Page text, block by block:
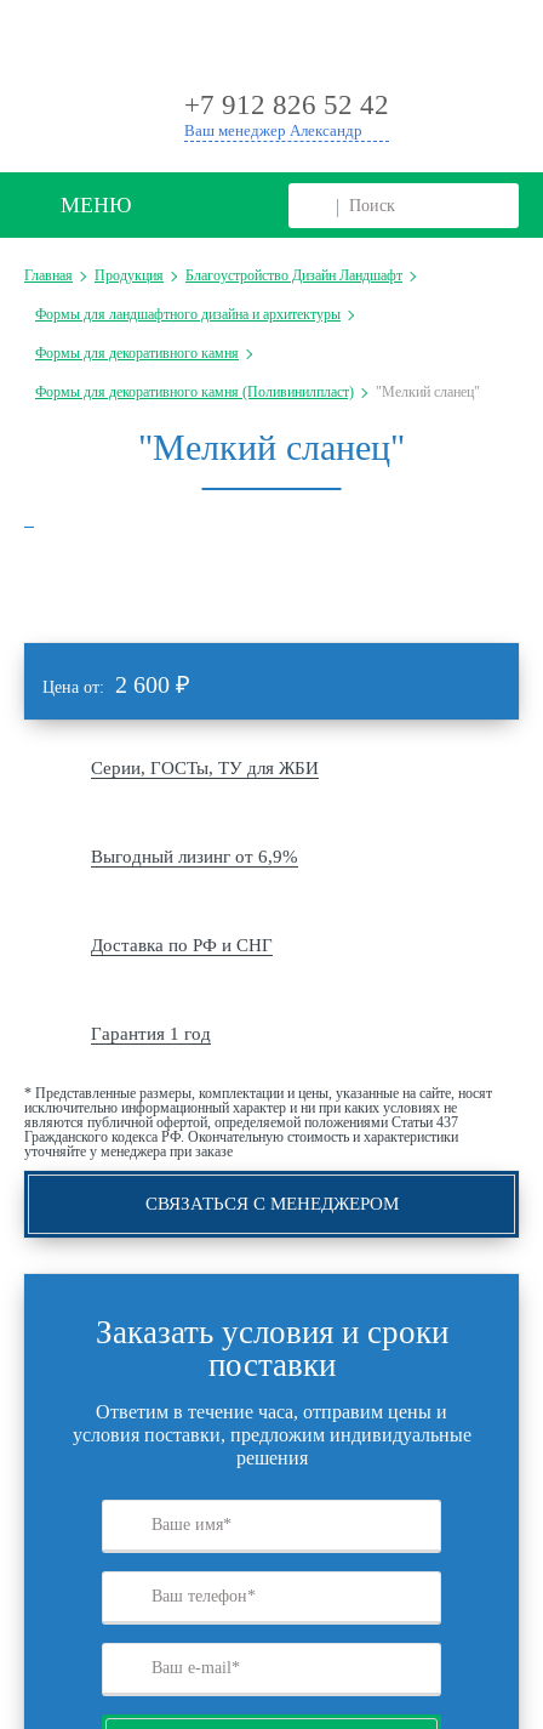
+7 912 826 52 42
Ваш менеджер Александр
МЕНЮ
Главная Продукция Благоустройство Дизайн Ландшафт
Формы для ландшафтного дизайна и архитектуры
Формы для декоративного камня
Формы для декоративного камня (Поливинилпласт) "Мелкий сланец"
"Мелкий сланец"
Цена от: 2 600 ₽
Серии, ГОСТы, ТУ для ЖБИ
Выгодный лизинг от 6,9%
Доставка по РФ и СНГ
Гарантия 1 год
* Представленные размеры, комплектации и цены, указанные на сайте, носят
исключительно информационный характер и ни при каких условиях не
являются публичной офертой, определяемой положениями Статьи 437
Гражданского кодекса РФ. Окончательную стоимость и характеристики
уточняйте у менеджера при заказе
СВЯЗАТЬСЯ С МЕНЕДЖЕРОМ
Заказать условия и сроки
поставки
Ответим в течение часа, отправим цены и
условия поставки, предложим индивидуальные
решения